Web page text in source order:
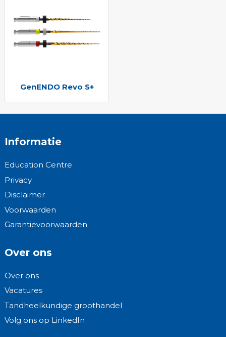
GenENDO Revo S+
Informatie
Education Centre
Privacy
Disclaimer
Voorwaarden
Garantievoorwaarden
Over ons
Over ons
Vacatures
Tandheelkundige groothandel
Volg ons op LinkedIn